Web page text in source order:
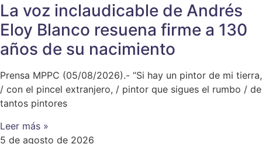
La voz inclaudicable de Andrés
Eloy Blanco resuena firme a 130
años de su nacimiento
Prensa MPPC (05/08/2026).- “Si hay un pintor de mi tierra,
/ con el pincel extranjero, / pintor que sigues el rumbo / de
tantos pintores
Leer más »
5 de agosto de 2026